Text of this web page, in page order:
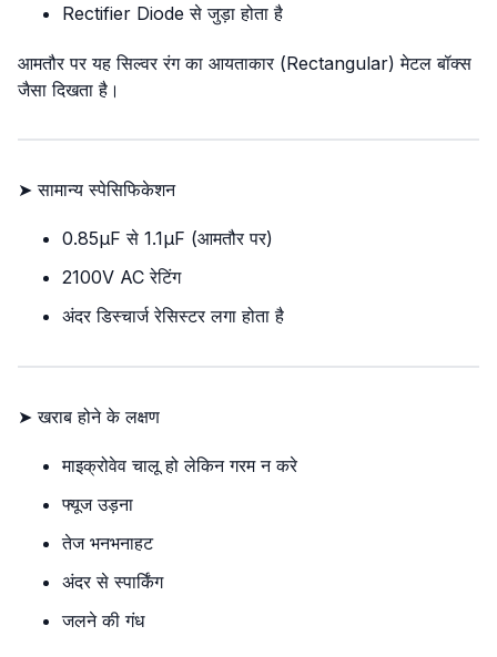
Rectifier Diode से जुड़ा होता है
आमतौर पर यह सिल्वर रंग का आयताकार (Rectangular) मेटल बॉक्स
जैसा दिखता है।
➤ सामान्य स्पेसिफिकेशन
0.85µF से 1.1µF (आमतौर पर)
2100V AC रेटिंग
अंदर डिस्चार्ज रेसिस्टर लगा होता है
➤ खराब होने के लक्षण
माइक्रोवेव चालू हो लेकिन गरम न करे
फ्यूज उड़ना
तेज भनभनाहट
अंदर से स्पार्किंग
जलने की गंध